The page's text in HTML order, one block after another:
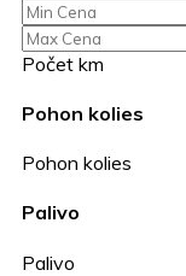
Počet km
Pohon kolies
Pohon kolies
Palivo
Palivo